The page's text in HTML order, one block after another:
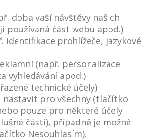
doba vaší návštěvy našich
používaná část webu apod.)
identifikace prohlížeče, jazykové
(např. personalizace
vyhledávání apod.)
technické účely)
nastavit pro všechny (tlačítko
pouze pro některé účely
části), případně je možné
Nesouhlasím).